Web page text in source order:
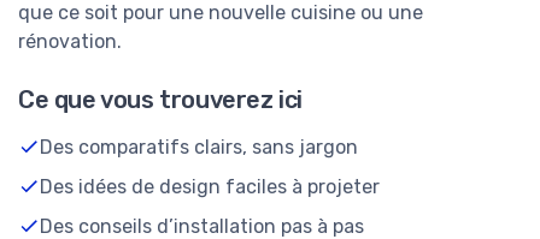
que ce soit pour une nouvelle cuisine ou une
rénovation.
Ce que vous trouverez ici
Des comparatifs clairs, sans jargon
Des idées de design faciles à projeter
Des conseils d’installation pas à pas